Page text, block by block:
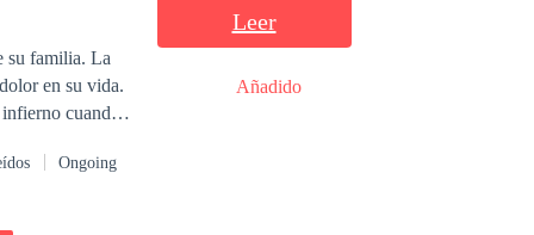
familia. La
en su vida.
cuando
Ongoing
Leer
Añadido